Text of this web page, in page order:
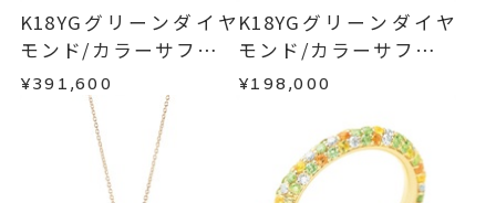
詳細
リング幅 約1.4mm
フルエタニティ
リングサイズにより価格が異なり
ます。
カテゴリー
・在庫のご用意ができる場合： 約1週間～1ヶ月以
内を目安に発送いたします。
・受注生産となる場合： 商品ページに記載のある
目安日数を頂戴し、一から製作いたします。
※お急ぎの方はご注文前にお問い合わせくださ
・受注生産の商品
・お客さまのお手元で傷や汚れが発生した商品
・到着後ご連絡無く7日以上経過した商品
・刻印をお入れした商品
・販売期間が限定されている商品
・過度な交換・返品を繰り返している場合
K18YGグリーンダイヤ
モンド/カラーサファイ
ア/ダイヤモンドリング
¥391,600
K18YGグリーンダイヤ
モンド/カラーサファイ
ア/ダイヤモンドピアス
¥198,000